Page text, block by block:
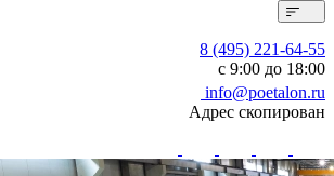
8 (495) 221-64-55
с 9:00 до 18:00
info@poetalon.ru
Адрес скопирован